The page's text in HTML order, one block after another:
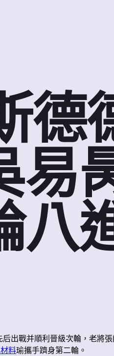
德
易
八
后出戰并順利晉級次輪，老將
料瑜攜手躋身第二輪。